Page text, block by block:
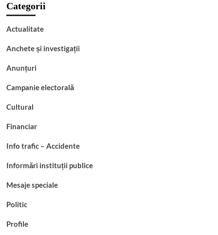
Categorii
Actualitate
Anchete și investigații
Anunțuri
Campanie electorală
Cultural
Financiar
Info trafic – Accidente
Informări instituții publice
Mesaje speciale
Politic
Profile